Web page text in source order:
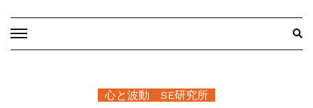
心と波動 SE研究所